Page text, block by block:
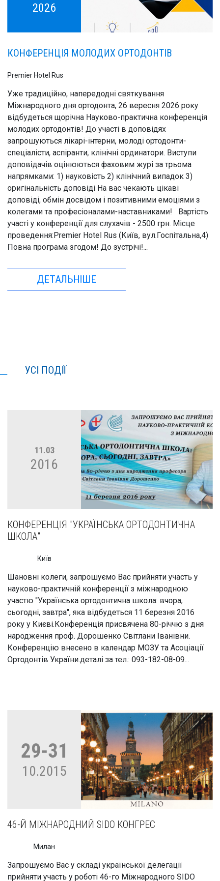
2026
КОНФЕРЕНЦІЯ МОЛОДИХ ОРТОДОНТІВ
Premier Hotel Rus
Уже традиційно, напередодні святкування
Міжнародного дня ортодонта, 26 вересня 2026 року
відбудеться щорічна Науково-практична конференція
молодих ортодонтів! До участі в доповідях
запрошуються лікарі-інтерни, молоді ортодонти-
спеціалісти, аспіранти, клінічні ординатори. Виступи
доповідачів оцінюються фаховим журі за трьома
напрямками: 1) науковість 2) клінічний випадок 3)
оригінальність доповіді На вас чекають цікаві
доповіді, обмін досвідом і позитивними емоціями з
колегами та професіоналами-наставниками! Вартість
участі у конференції для слухачів - 2500 грн. Місце
проведення:Premier Hotel Rus (Київ, вул.Госпітальна,4)
Повна програма згодом! До зустрічі!...
ДЕТАЛЬНІШЕ
УСІ ПОДІЇ
11.03
2016
КОНФЕРЕНЦІЯ "УКРАЇНСЬКА ОРТОДОНТИЧНА
ШКОЛА"
Київ
Шановні колеги, запрошуємо Вас прийняти участь у
науково-практичній конференції з міжнародною
участю "Українська ортодонтична школа: вчора,
сьогодні, завтра", яка відбудеться 11 березня 2016
року у Києві.Конференція присвячена 80-річчю з дня
народження проф. Дорошенко Світлани Іванівни.
Конференцію внесено в календар МОЗУ та Асоціації
Ортодонтів України.деталі за тел.: 093-182-08-09...
29-31
10.2015
46-Й МІЖНАРОДНИЙ SIDO КОНГРЕС
Милан
Запрошуємо Вас у складі української делегації
прийняти участь у роботі 46-го Міжнародного SIDO